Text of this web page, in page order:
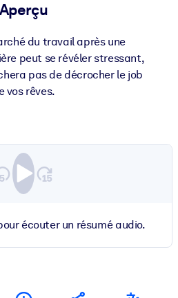
Aperçu
du travail après une
peut se révéler stressant,
pas de décrocher le job
vos rêves.
écouter un résumé audio.